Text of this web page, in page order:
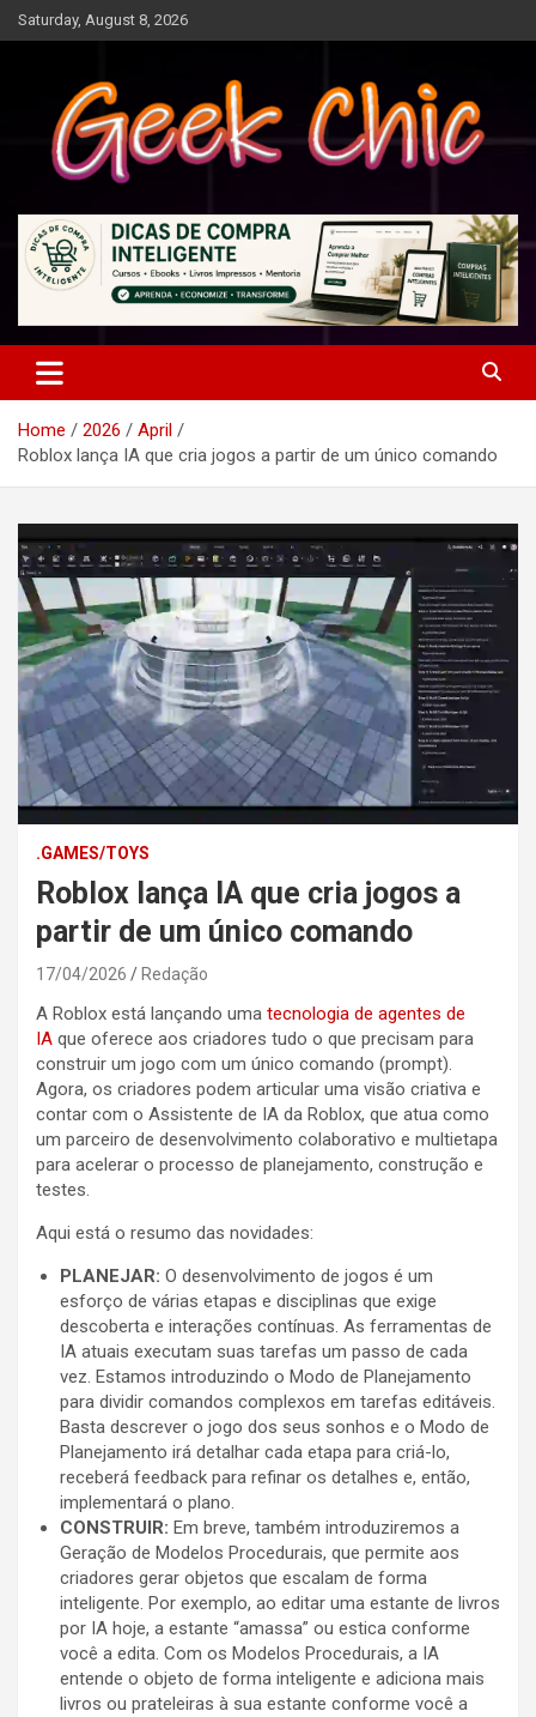
Skip
to
Saturday, August 8, 2026
Geek Chic
Home 2026
April
Roblox lança IA que cria jogos a partir de um único comando
.GAMES/TOYS
Roblox lança IA que cria jogos a
partir de um único comando
17/04/2026 Redação
A Roblox está lançando uma tecnologia de agentes de
IA que oferece aos criadores tudo o que precisam para
construir um jogo com um único comando (prompt).
Agora, os criadores podem articular uma visão criativa e
contar com o Assistente de IA da Roblox, que atua como
um parceiro de desenvolvimento colaborativo e multietapa
para acelerar o processo de planejamento, construção e
testes.
Aqui está o resumo das novidades:
PLANEJAR: O desenvolvimento de jogos é um
esforço de várias etapas e disciplinas que exige
descoberta e interações contínuas. As ferramentas de
IA atuais executam suas tarefas um passo de cada
vez. Estamos introduzindo o Modo de Planejamento
para dividir comandos complexos em tarefas editáveis.
Basta descrever o jogo dos seus sonhos e o Modo de
Planejamento irá detalhar cada etapa para criá-lo,
receberá feedback para refinar os detalhes e, então,
implementará o plano.
CONSTRUIR: Em breve, também introduziremos a
Geração de Modelos Procedurais, que permite aos
criadores gerar objetos que escalam de forma
inteligente. Por exemplo, ao editar uma estante de livros
por IA hoje, a estante “amassa” ou estica conforme
você a edita. Com os Modelos Procedurais, a IA
entende o objeto de forma inteligente e adiciona mais
livros ou prateleiras à sua estante conforme você a